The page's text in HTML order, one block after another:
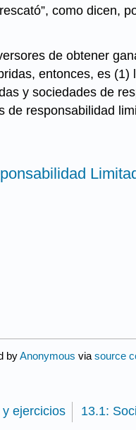
como dicen,
de obtener
entonces, es (1)
y sociedades de
de responsabilidad
byAnonymous via source
ejercicios 13.1: